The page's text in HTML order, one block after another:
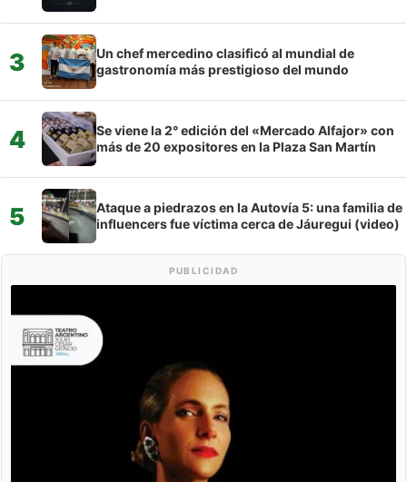
3
Un chef mercedino clasificó al mundial de
gastronomía más prestigioso del mundo
4
Se viene la 2° edición del «Mercado Alfajor» con
más de 20 expositores en la Plaza San Martín
5
Ataque a piedrazos en la Autovía 5: una familia de
influencers fue víctima cerca de Jáuregui (video)
PUBLICIDAD